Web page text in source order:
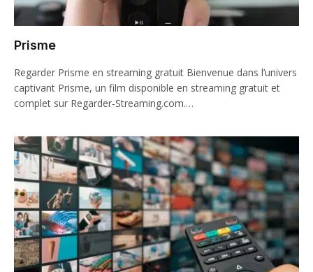
Prisme
Regarder Prisme en streaming gratuit Bienvenue dans l’univers
captivant Prisme, un film disponible en streaming gratuit et
complet sur Regarder-Streaming.com.…